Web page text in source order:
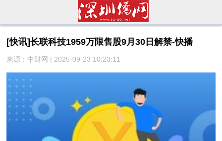
[快讯]长联科技1959万限售股9月30日解禁-快播
来源：中财网 | 2025-09-23 10:23:11